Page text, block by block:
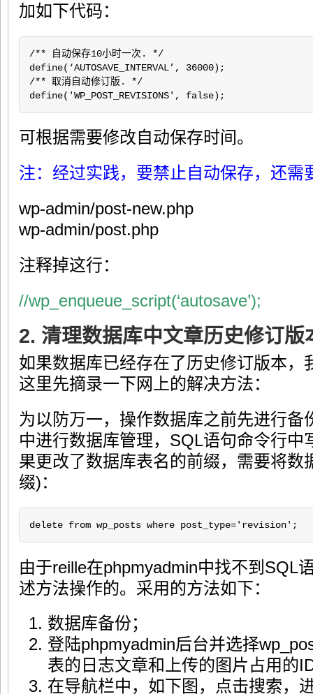
加如下代码：
/** 自动保存10小时一次. */
define(‘AUTOSAVE_INTERVAL’, 36000);
/** 取消自动修订版. */
define('WP_POST_REVISIONS', false);
可根据需要修改自动保存时间。
注：经过实践，要禁止自动保存，还需
wp-admin/post-new.php
wp-admin/post.php
注释掉这行：
//wp_enqueue_script(‘autosave’);
2. 清理数据库中文章历史修订版
如果数据库已经存在了历史修订版本，
这里先摘录一下网上的解决方法：
为以防万一，操作数据库之前先进行备
中进行数据库管理，SQL语句命令行中
果更改了数据库表名的前缀，需要将数
缀)：
delete from wp_posts where post_type='revision';
由于reille在phpmyadmin中找不到SQL
述方法操作的。采用的方法如下：
数据库备份；
登陆phpmyadmin后台并选择
表的日志文章和上传的图片占用的
在导航栏中，如下图，点击搜索，